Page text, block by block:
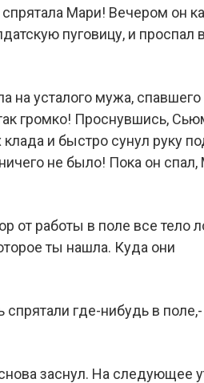
спрятала Мари! Вечером он
пуговицу, и проспал
на усталого мужа, спавшего
громко! Проснувшись,
и быстро сунул руку
не было! Пока он спал,
от работы в поле все тело
ты нашла. Куда они
где-нибудь в поле,-
заснул. На следующее